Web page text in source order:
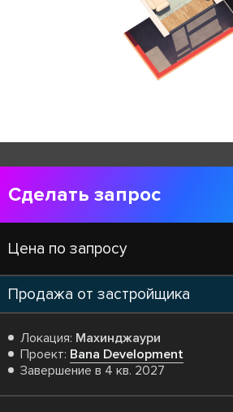
Сделать запрос
Цена по запросу
Продажа от застройщика
Локация: Махинджаури
Проект: Bana Development
Завершение в 4 кв. 2027